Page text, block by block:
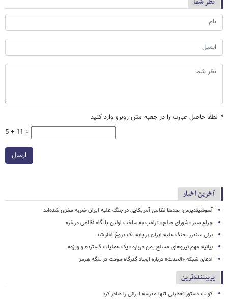
* لطفا حاصل عبارت را در جعبه متن روبرو وارد کنید
5 + 11 =
ارسال
آخرین اخبار
آسوشیتدپرس: صدها نظامی آمریکایی در جنگ علیه ایران ضربه مغزی شده‌اند
چراغ سبز «شورای صلح» ترامپ به ساخت اولین پایگاه نظامی در غزه
برنی سندرز: جنگ علیه ایران بر پایه یک دروغ آغاز شد
بیانیه مهم نیروهای مسلح یمن درباره «یک عملیات گسترده و ویژه»
ادعای شبکه «الحدث» درباره ایجاد گذرگاه موقت در تنگه هرمز
پربیننده‌ترین
کویت دستور تعطیلی تنها مدرسه ایرانی را صادر کرد